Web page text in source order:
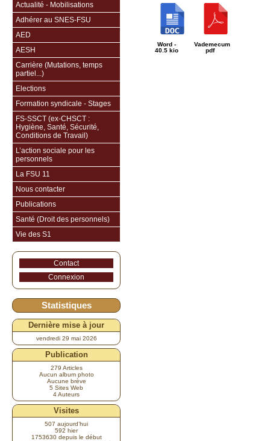
Word -
40.5 kio
Vademecum
pdf
Actualité - Mobilisations
Adhérer au SNES-FSU
AED
AESH
Carrière (Mutations, temps
partiel...)
Elections
Formation syndicale - Stages
FS-SSCT (ex-CHSCT :
Hygiène, Santé, Sécurité,
Conditions de Travail)
L’action sociale pour les
personnels
La FSU 11
Nous contacter
Publications
Santé (Droit des personnels)
Vie des S1
Contact
Connexion
Statistiques
Dernière mise à jour
vendredi 29 mai 2026
Publication
279 Articles
Aucun album photo
Aucune brève
5 Sites Web
4 Auteurs
Visites
507 aujourd’hui
592 hier
1753630 depuis le début